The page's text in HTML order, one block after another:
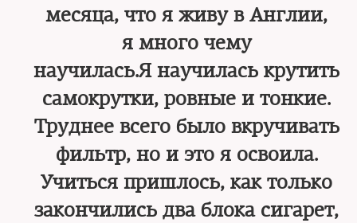
месяца, что я живу в Англии,
я много чему
научилась.Я научилась крутить
самокрутки, ровные и тонкие.
Труднее всего было вкручивать
фильтр, но и это я освоила.
Учиться пришлось, как только
закончились два блока сигарет,